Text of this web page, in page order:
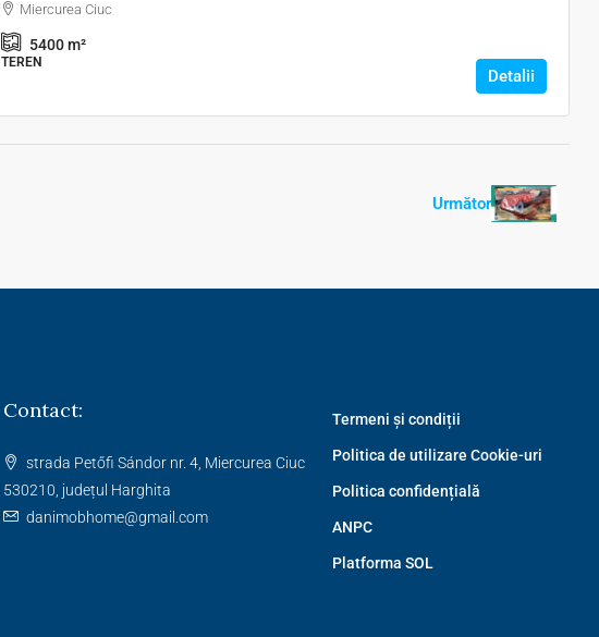
Miercurea Ciuc
5400m²
TEREN
Detalii
Următor
Contact:
strada Petőfi Sándor nr. 4, Miercurea Ciuc
530210, județul Harghita
danimobhome@gmail.com
Termeni și condiții
Politica de utilizare Cookie-uri
Politica confidențială
ANPC
Platforma SOL